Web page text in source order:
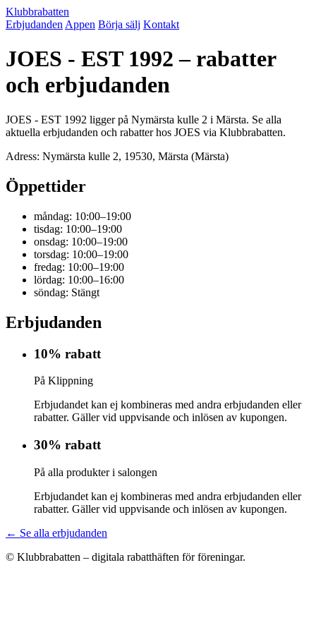
Klubbrabatten
Erbjudanden Appen Börja sälj Kontakt
JOES - EST 1992 – rabatter
och erbjudanden
JOES - EST 1992 ligger på Nymärsta kulle 2 i Märsta. Se alla
aktuella erbjudanden och rabatter hos JOES via Klubbrabatten.
Adress: Nymärsta kulle 2, 19530, Märsta (Märsta)
Öppettider
måndag: 10:00–19:00
tisdag: 10:00–19:00
onsdag: 10:00–19:00
torsdag: 10:00–19:00
fredag: 10:00–19:00
lördag: 10:00–16:00
söndag: Stängt
Erbjudanden
10% rabatt
På Klippning
Erbjudandet kan ej kombineras med andra erbjudanden eller
rabatter. Gäller vid uppvisande och inlösen av kupongen.
30% rabatt
På alla produkter i salongen
Erbjudandet kan ej kombineras med andra erbjudanden eller
rabatter. Gäller vid uppvisande och inlösen av kupongen.
← Se alla erbjudanden
© Klubbrabatten – digitala rabatthäften för föreningar.